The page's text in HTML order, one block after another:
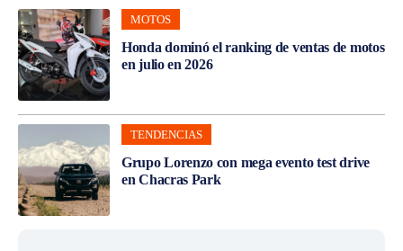
MOTOS
Honda dominó el ranking de ventas de motos
en julio en 2026
TENDENCIAS
Grupo Lorenzo con mega evento test drive
en Chacras Park